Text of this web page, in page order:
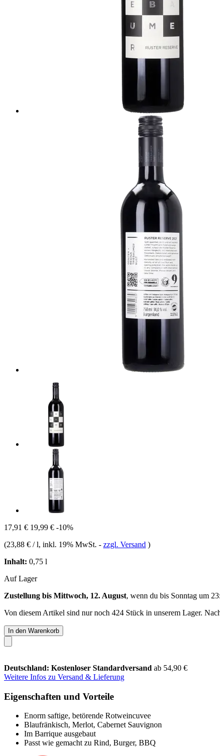
17,91 € 19,99 € -10%
(23,88 € / l, inkl. 19% MwSt. - zzgl. Versand )
Inhalt: 0,75 l
Auf Lager
Zustellung bis Mittwoch, 12. August, wenn du bis Sonntag um
Von diesem Artikel sind nur noch 424 Stück in unserem Lager.
In den Warenkorb
Deutschland: Kostenloser Standardversand ab 54,90 €
Weitere Infos zu Versand & Lieferung
Eigenschaften und Vorteile
Enorm saftige, betörende Rotweincuvee
Blaufränkisch, Merlot, Cabernet Sauvignon
Im Barrique ausgebaut
Passt wie gemacht zu Rind, Burger, BBQ